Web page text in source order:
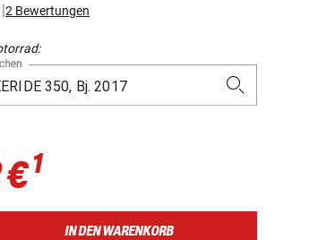
|2 Bewertungen
€1
IN DEN WARENKORB